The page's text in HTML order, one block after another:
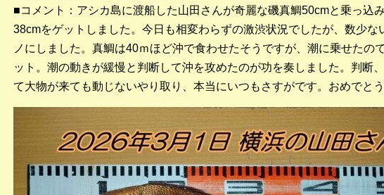
■コメント：アシカ島に渡船した山田さんが奇麗な磯真鯛50cmと乗っ込
38cmをゲットしました。今日も相変わらずの激渋状況でしたが、数少な
ノにしました。真鯛は40ｍほど沖で食わせたそうですが、潮に乗せたの
ット。潮の動きが緩慢と判断して沖を攻めたのが功を奏しました。判断
て大物が来ても動じないやり取り、本当にいつもさすがです。おめでとう